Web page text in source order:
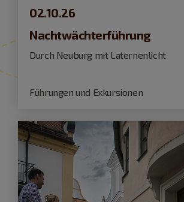
02.10.26
Nachtwächterführung
Durch Neuburg mit Laternenlicht
Führungen und Exkursionen